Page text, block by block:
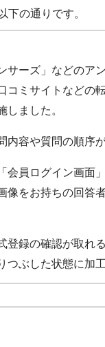
下の通りです。
サーズ」などのア
コミサイトなどの
しました。
容や質問の順序
会員ログイン画面
像をお持ちの回答
登録の確認が取れ
つぶした状態に加